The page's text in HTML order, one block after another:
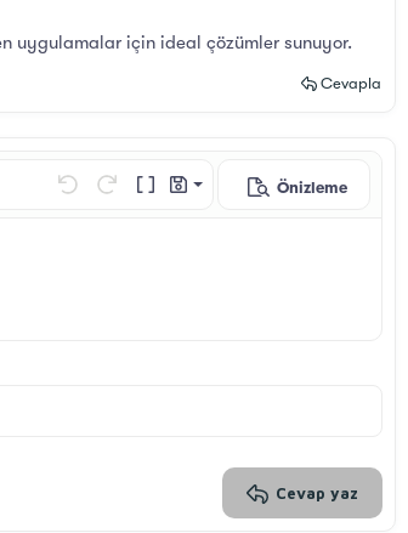
uygulamalar için ideal çözümler sunuyor.
Cevapla
Geri alileri alBB Kod aç/kapat
Taslaklar
Taslağı kaydet
Önizleme
Cevap yaz